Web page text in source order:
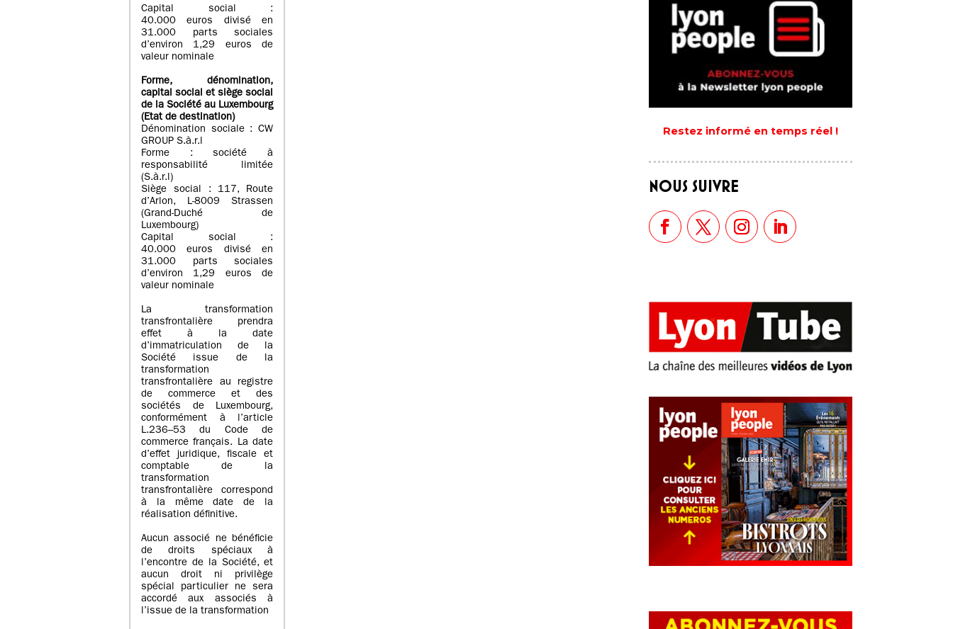
Capital social :
40.000 euros divisé en
31.000 parts sociales
d’environ 1,29 euros de
valeur nominale
Forme, dénomination,
capital social et siège social
de la Société au Luxembourg
(Etat de destination)
Dénomination sociale : CW
GROUP S.à.r.l
Forme : société à
responsabilité limitée
(S.à.r.l)
Siège social : 117, Route
d’Arlon, L-8009 Strassen
(Grand-Duché de
Luxembourg)
Capital social :
40.000 euros divisé en
31.000 parts sociales
d’environ 1,29 euros de
valeur nominale
La transformation
transfrontalière prendra
effet à la date
d’immatriculation de la
Société issue de la
transformation
transfrontalière au registre
de commerce et des
sociétés de Luxembourg,
conformément à l’article
L.236–53 du Code de
commerce français. La date
d’effet juridique, fiscale et
comptable de la
transformation
transfrontalière correspond
à la même date de la
réalisation définitive.
Aucun associé ne bénéficie
de droits spéciaux à
l’encontre de la Société, et
aucun droit ni privilège
spécial particulier ne sera
accordé aux associés à
l’issue de la transformation
Restez informé en temps réel !
NOUS SUIVRE